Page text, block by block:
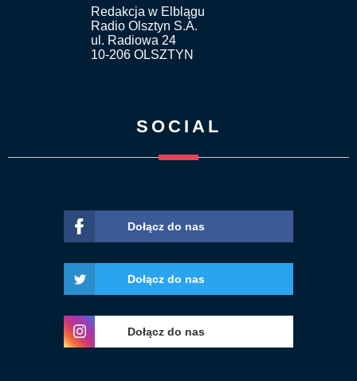
Redakcja w Elblągu
Radio Olsztyn S.A.
ul. Radiowa 24
10-206 OLSZTYN
SOCIAL
Dołącz do nas
Dołącz do nas
Dołącz do nas